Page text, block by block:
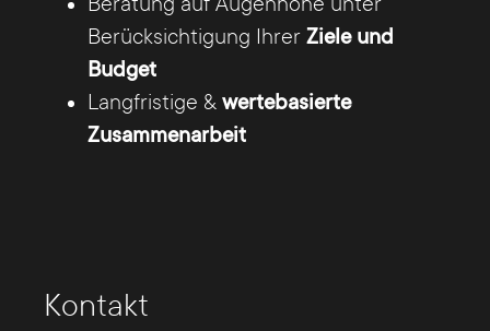
Beratung auf Augenhöhe unter
Berücksichtigung Ihrer Ziele und
Budget
Langfristige & wertebasierte
Zusammenarbeit
Kontakt